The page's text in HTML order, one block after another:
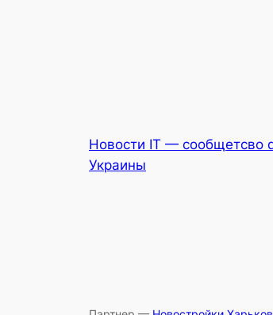
Новости IT — сообщетсво
Украины